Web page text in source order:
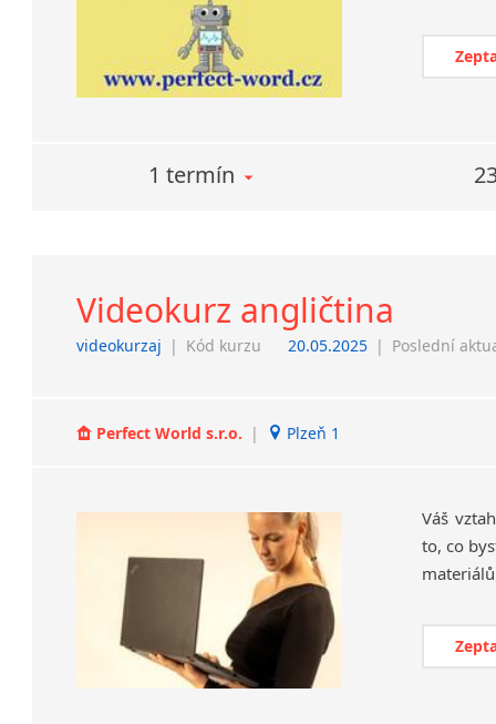
1 termín
Videokurz angličtina
videokurzaj | Kód kurzu 20.05.2025 | Poslední
Perfect World s.r.o. | Plzeň 1
Váš
to, co